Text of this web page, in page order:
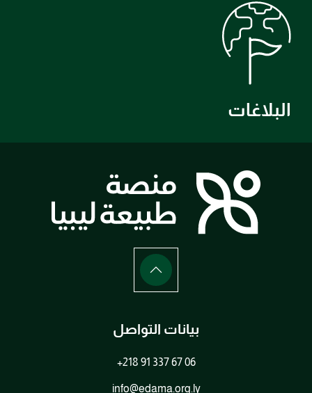
البلاغات
بيانات التواصل
+218 91 337 67 06
info@edama.org.ly